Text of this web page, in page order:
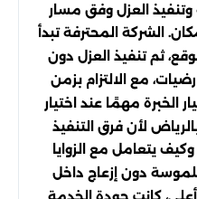
العزل وفق مسار
الشركة المحترفة تبدأ
ثم تنفيذ العزل دون
مع الالتزام بزمن
الخبرة مهمًا عند اختيار
لأن فرق التنفيذ
وكيف يتعامل مع الزوايا
دون إزعاج داخل